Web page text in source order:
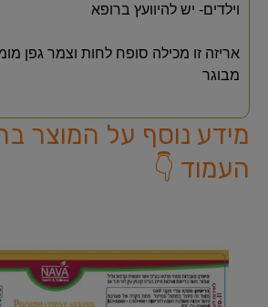
וילדים- יש להיוועץ ברופא
אריזה זו מכילה סופח לחות וצמר גפן
מבוגר
מידע נוסף על המוצר
העמוד 👇